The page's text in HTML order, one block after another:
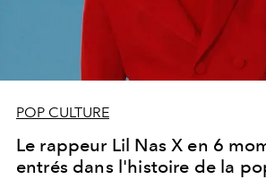
POP CULTURE
Le rappeur Lil Nas X en 6
entrés dans l'histoire de la